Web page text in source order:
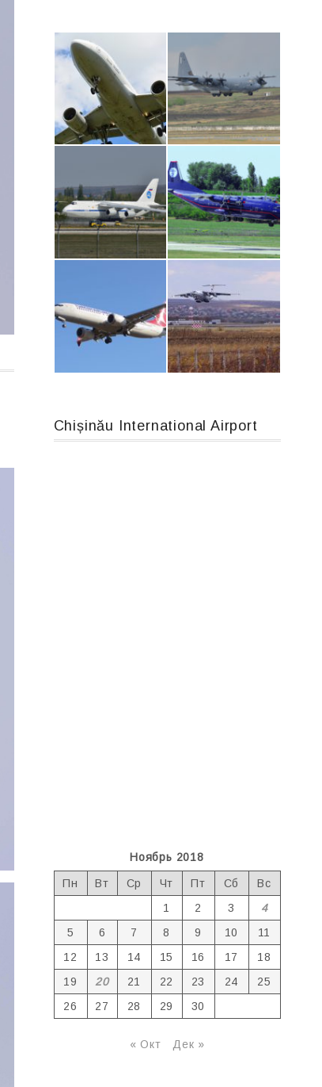
MC-130, 15731
An12, UR-CGV
Chișinău International Airport
Ноябрь 2018
Пн Вт Ср Чт Пт Сб
Вс
1
2 3
4
5
6 7 8 9 10
11
12
13 14 15 16 17
18
19
20 21 22 23 24
25
26
27 28 29 30
« Окт Дек »